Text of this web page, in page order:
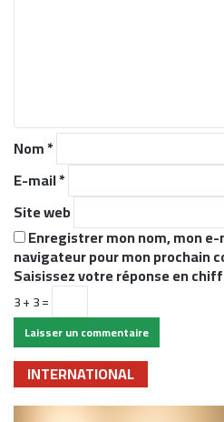
r
e
*
Nom*
E-mail*
Site web
Enregistrer mon nom, mon
navigateur pour mon prochain
Saisissez votre réponse en
3 + 3 =
INTERNATIONAL